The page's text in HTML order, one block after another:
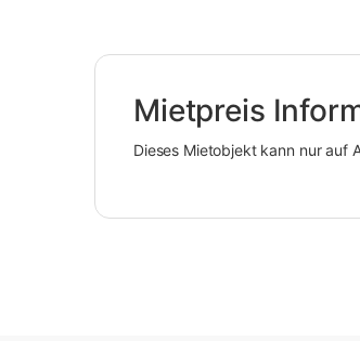
Mietpreis
Dieses Mietobjekt kann nur auf